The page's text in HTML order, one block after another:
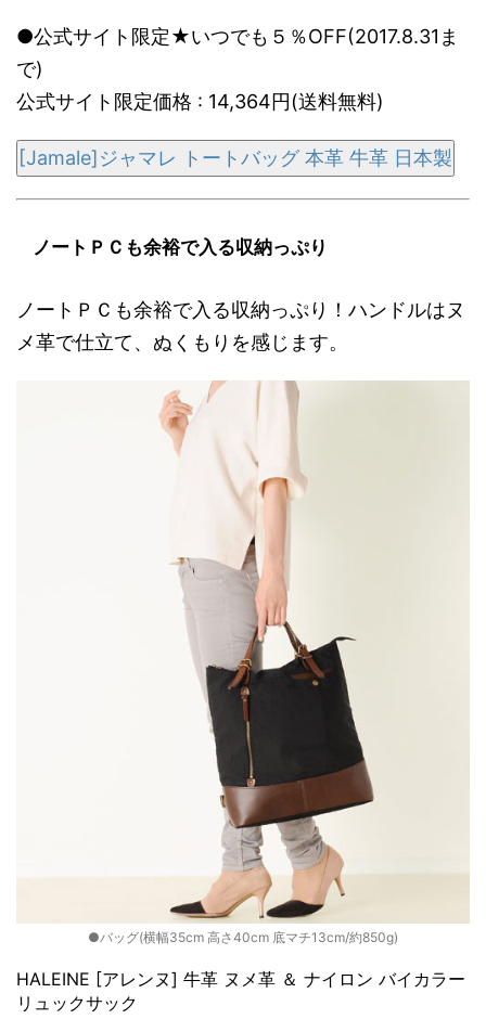
●公式サイト限定★いつでも５％OFF(2017.8.31ま
で)
公式サイト限定価格 : 14,364円(送料無料)
[Jamale]ジャマレ トートバッグ 本革 牛革 日本製
ノートＰＣも余裕で入る収納っぷり
ノートＰＣも余裕で入る収納っぷり！ハンドルはヌ
メ革で仕立て、ぬくもりを感じます。
●バッグ(横幅35cm 高さ40cm 底マチ13cm/約850g)
HALEINE [アレンヌ] 牛革 ヌメ革 ＆ ナイロン バイカラー
リュックサック